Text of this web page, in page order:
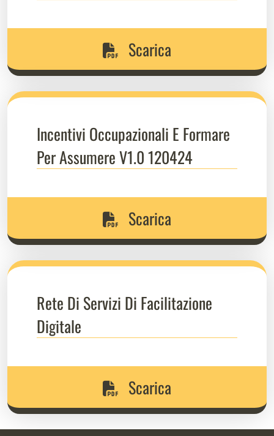
Scarica
Incentivi Occupazionali E Formare
Per Assumere V1.0 120424
Scarica
Rete Di Servizi Di Facilitazione
Digitale
Scarica